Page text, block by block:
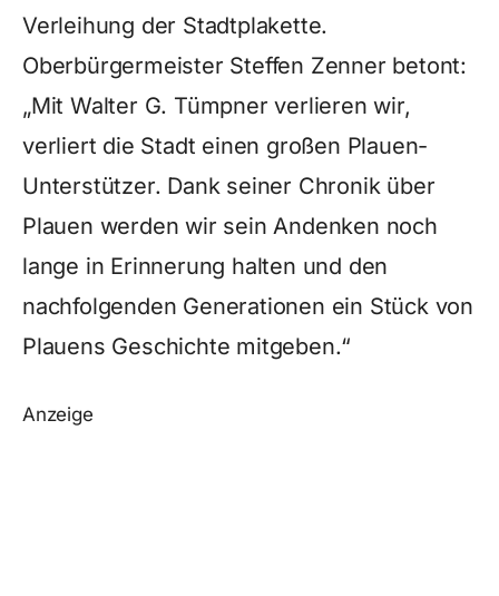
Verleihung der Stadtplakette.
Oberbürgermeister Steffen Zenner betont:
„Mit Walter G. Tümpner verlieren wir,
verliert die Stadt einen großen Plauen-
Unterstützer. Dank seiner Chronik über
Plauen werden wir sein Andenken noch
lange in Erinnerung halten und den
nachfolgenden Generationen ein Stück von
Plauens Geschichte mitgeben.“
Anzeige